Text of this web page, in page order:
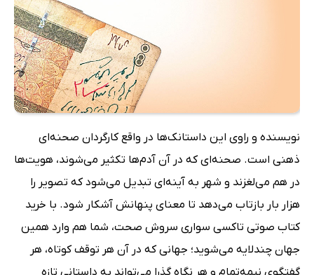
نویسنده و راوی این داستانک‌ها در واقع کارگردان صحنه‌ای
ذهنی است. صحنه‌ای که در آن آدم‌ها تکثیر می‌شوند، هویت‌ها
در هم می‌لغزند و شهر به آینه‌ای تبدیل می‌شود که تصویر را
هزار بار بازتاب می‌دهد تا معنای پنهانش آشکار شود. با خرید
کتاب صوتی تاکسی سواری سروش صحت، شما هم وارد همین
جهان چندلایه می‌شوید؛ جهانی که در آن هر توقف کوتاه، هر